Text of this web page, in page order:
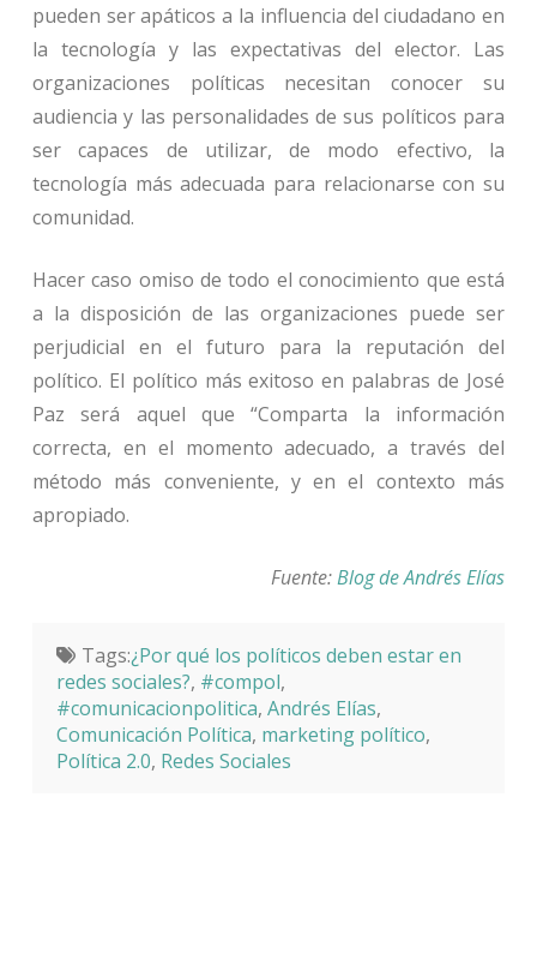
pueden ser apáticos a la influencia del ciudadano en
la tecnología y las expectativas del elector. Las
organizaciones políticas necesitan conocer su
audiencia y las personalidades de sus políticos para
ser capaces de utilizar, de modo efectivo, la
tecnología más adecuada para relacionarse con su
comunidad.
Hacer caso omiso de todo el conocimiento que está
a la disposición de las organizaciones puede ser
perjudicial en el futuro para la reputación del
político. El político más exitoso en palabras de José
Paz será aquel que “Comparta la información
correcta, en el momento adecuado, a través del
método más conveniente, y en el contexto más
apropiado.
Fuente:Blog de Andrés Elías
Tags:¿Por qué los políticos deben estar en
redes sociales?, #compol,
#comunicacionpolitica, Andrés Elías,
Comunicación Política, marketing político,
Política 2.0, Redes Sociales